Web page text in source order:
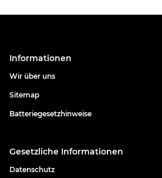
Informationen
Wir über uns
Sitemap
Batteriegesetzhinweise
Gesetzliche Informationen
Datenschutz